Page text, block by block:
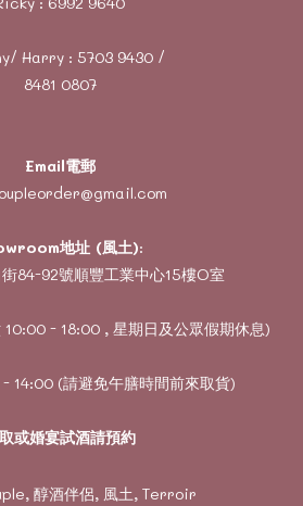
Harry : 5703 9430/
8481 0807
Email電郵
地址 (風土):
84-92號順豐工業中心15樓O室
10:00 - 18:00 , 星期日及公眾假期休息)
14:00 (請避免午膳時間前來取貨)
或婚宴試酒請預約